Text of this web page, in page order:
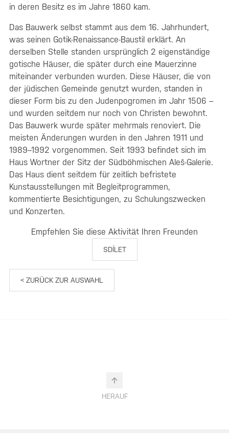
in deren Besitz es im Jahre 1860 kam.
Das Bauwerk selbst stammt aus dem 16. Jahrhundert,
was seinen Gotik-Renaissance-Baustil erklärt. An
derselben Stelle standen ursprünglich 2 eigenständige
gotische Häuser, die später durch eine Mauerzinne
miteinander verbunden wurden. Diese Häuser, die von
der jüdischen Gemeinde genutzt wurden, standen in
dieser Form bis zu den Judenpogromen im Jahr 1506 –
und wurden seitdem nur noch von Christen bewohnt.
Das Bauwerk wurde später mehrmals renoviert. Die
meisten Änderungen wurden in den Jahren 1911 und
1989–1992 vorgenommen. Seit 1993 befindet sich im
Haus Wortner der Sitz der Südböhmischen Aleš-Galerie.
Das Haus dient seitdem für zeitlich befristete
Kunstausstellungen mit Begleitprogrammen,
kommentierte Besichtigungen, zu Schulungszwecken
und Konzerten.
Empfehlen Sie diese Aktivität Ihren Freunden
SDÍLET
< ZURÜCK ZUR AUSWAHL
HERAUF